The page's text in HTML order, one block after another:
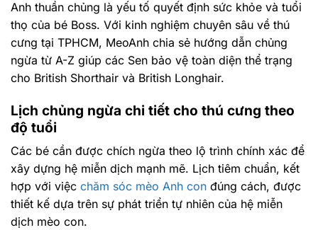
Anh thuần chủng là yếu tố quyết định sức khỏe và tuổi
thọ của bé Boss. Với kinh nghiệm chuyên sâu về thú
cưng tại TPHCM, MeoAnh chia sẻ hướng dẫn chủng
ngừa từ A-Z giúp các Sen bảo vệ toàn diện thể trạng
cho British Shorthair và British Longhair.
Lịch chủng ngừa chi tiết cho thú cưng theo
độ tuổi
Các bé cần được chích ngừa theo lộ trình chính xác để
xây dựng hệ miễn dịch mạnh mẽ. Lịch tiêm chuẩn, kết
hợp với việc chăm sóc mèo Anh con đúng cách, được
thiết kế dựa trên sự phát triển tự nhiên của hệ miễn
dịch mèo con.